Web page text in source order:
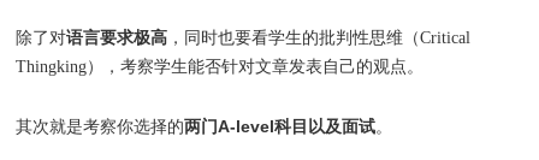
除了对语言要求极高 ，同时也要看学生的批判性思维（Critical
Thingking），考察学生能否针对文章发表自己的观点。
其次就是考察你选择的两门A-level科目以及面试。